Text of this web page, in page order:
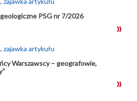
PSG nr 7/2026
Warszawscy – geografowie,